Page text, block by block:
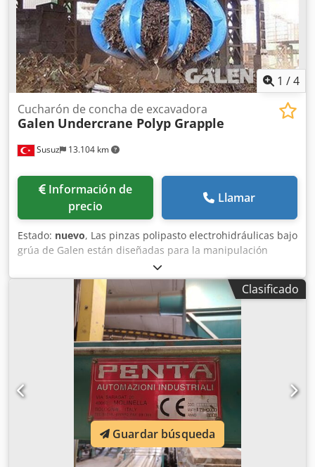
1 /4
Susuz 13.104 km
Cucharón de concha de excavadora
Galen Undercrane Polyp Grapple
Información de
precio
Llamar
Estado: nuevo, Las pinzas polipasto electrohidráulicas bajo
grúa de Galen están diseñadas para la manipulación
eficiente de chatarra, residuos industriales, materiales a
granel y cargas de reciclaje. Gracias a su sistema
hidráulico integrado, pueden operar directamente bajo
grúas puente sin necesitar una fuente de alimentación
hidráulica externa. Su estructura robusta, elevada
potencia de agarre y funcionamiento confiable las hacen
ideales para chatarrerías, plantas siderúrgicas,
instalaciones de reciclaje y aplicaciones industriales de
manipulación de materiales. Dcodpfsy Rfr Tsx Aivok Para
información detallada, por favor contáctenos.
Clasificado
Guardar búsqueda